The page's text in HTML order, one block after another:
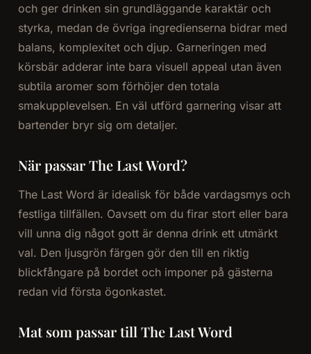
och ger drinken sin grundläggande karaktär och
styrka, medan de övriga ingredienserna bidrar med
balans, komplexitet och djup. Garneringen med
körsbär adderar inte bara visuell appeal utan även
subtila aromer som förhöjer den totala
smakupplevelsen. En väl utförd garnering visar att
bartender bryr sig om detaljer.
När passar The Last Word?
The Last Word är idealisk för både vardagsmys och
festliga tillfällen. Oavsett om du firar stort eller bara
vill unna dig något gott är denna drink ett utmärkt
val. Den ljusgrön färgen gör den till en riktig
blickfångare på bordet och imponer på gästerna
redan vid första ögonkastet.
Mat som passar till The Last Word